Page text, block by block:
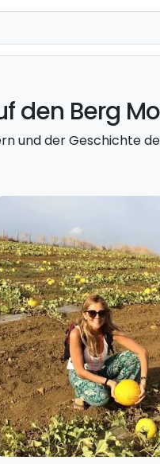
den Berg
und der Geschichte